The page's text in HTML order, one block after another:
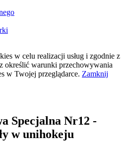
w celu realizacji usług i zgodnie z
określić warunki przechowywania
w Twojej przeglądarce. Zamknij
Specjalna Nr12 -
w unihokeju